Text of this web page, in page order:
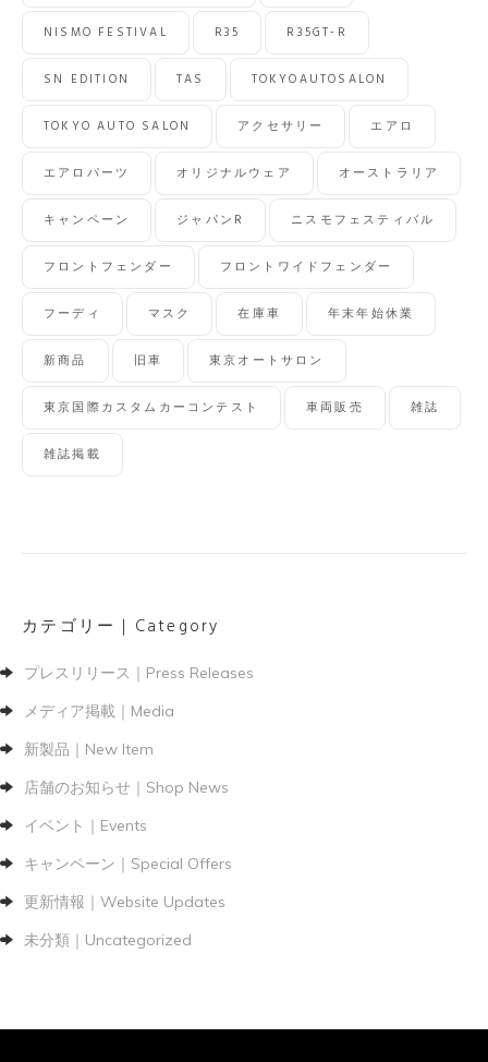
NISMO FESTIVAL R35 R35GT-R
SN EDITION TAS TOKYOAUTOSALON
TOKYO AUTO SALON アクセサリー エアロ
エアロパーツ オリジナルウェア オーストラリア
キャンペーン ジャパンR ニスモフェスティバル
フロントフェンダー フロントワイドフェンダー
フーディ マスク 在庫車 年末年始休業
新商品 旧車 東京オートサロン
東京国際カスタムカーコンテスト 車両販売 雑誌
雑誌掲載
カテゴリー｜Category
プレスリリース｜Press Releases
メディア掲載｜Media
新製品｜New Item
店舗のお知らせ｜Shop News
イベント｜Events
キャンペーン｜Special Offers
更新情報｜Website Updates
未分類｜Uncategorized